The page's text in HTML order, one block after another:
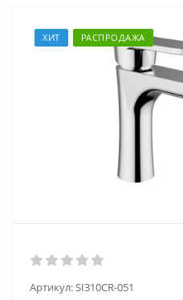
ХИТ РАСПРОДАЖА
Артикул:SI310CR-051